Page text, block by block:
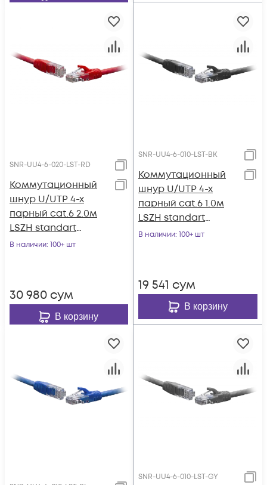
SNR-UU4-6-020-LST-RD
Коммутационный
шнур U/UTP 4-х
парный cat.6 2.0м
LSZH standart
красный
В наличии: 100+ шт
30 980 сум
В корзину
SNR-UU4-6-010-LST-BK
Коммутационный
шнур U/UTP 4-х
парный cat.6 1.0м
LSZH standart
чёрный
В наличии: 100+ шт
19 541 сум
В корзину
SNR-UU4-6-010-LST-GY